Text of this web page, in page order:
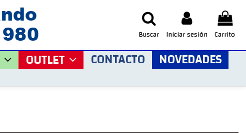
Buscar Iniciar sesión Carrito
OUTLET CONTACTO NOVEDADES